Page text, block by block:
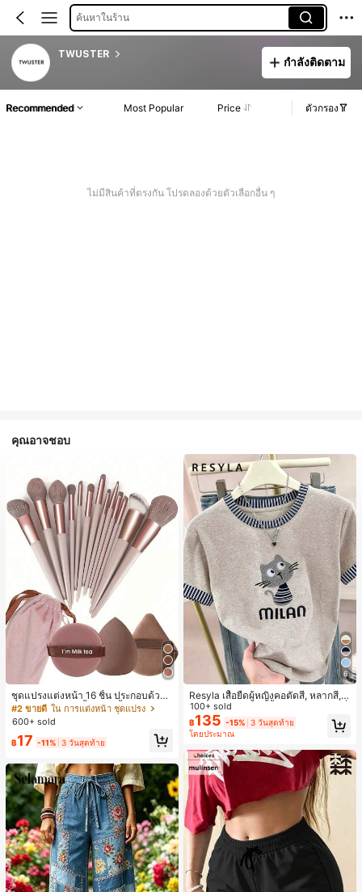
ค้นหาในร้าน
TWUSTER
กำลังติดตาม
Recommended Most Popular Price ตัวกรอง
ไม่มีสินค้าที่ตรงกัน โปรดลองด้วยตัวเลือกอื่น ๆ
คุณอาจชอบ
ชุดแปรงแต่งหน้า 16 ชิ้น ประกอบด้วยแ
ปรงแต่งหน้า 13 ชิ้น, ฟองน้ำแต่งหน้ารู
ปหยดน้ำ 1 ชิ้น, แปรงแป้งรองพื้นกลม 1
1 ชิ้น - ชุดคลาสสิก ทำจากขนสังเคราะ
หญิงและเด็กผู้หญิง เหมาะสำหรับฤดูใบ
ไม้ร่วงและฤดูหนาว
#2 ขายดี ใน การแต่งหน้า ชุดแปรง
600+ sold
฿17 -11% 3 วันสุดท้าย
6
Resyla เสื้อยืดผู้หญิงคอตัดสี, หลากสี, ล
ายพิมพ์แมวน่ารัก, เสื้อสำหรับออกไปเที่
ยวฤดูร้อน, ดีไซน์กราฟิก, ความรู้สึกพรีเ
มียม, ลำลองอเนกประสงค์, สวมใส่ประ
จำวัน, กลางแจ้ง, ช้อปปิ้ง, การเดินทาง
เสื้อผ้ากลางแจ้ง
100+ sold
฿135 -15% 3 วันสุดท้าย
โดยประมาณ